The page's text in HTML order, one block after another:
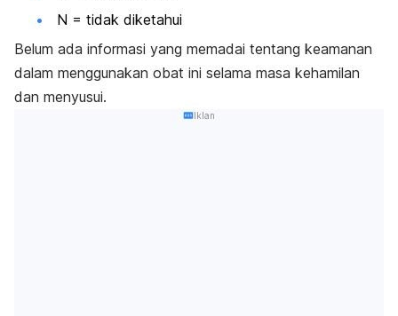
N = tidak diketahui
Belum ada informasi yang memadai tentang keamanan
dalam menggunakan obat ini selama masa kehamilan
dan menyusui.
Iklan